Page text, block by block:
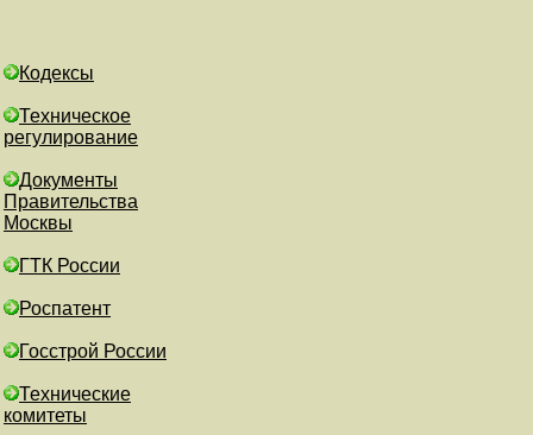
Кодексы
Техническое
регулирование
Документы
Правительства
Москвы
ГТК России
Роспатент
Госстрой России
Технические
комитеты